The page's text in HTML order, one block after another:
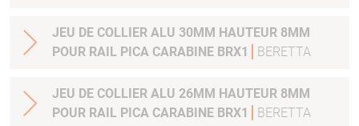
JEU DE COLLIER ALU 30MM HAUTEUR 8MM
POUR RAIL PICA CARABINE BRX1
BERETTA
JEU DE COLLIER ALU 26MM HAUTEUR 8MM
POUR RAIL PICA CARABINE BRX1
BERETTA